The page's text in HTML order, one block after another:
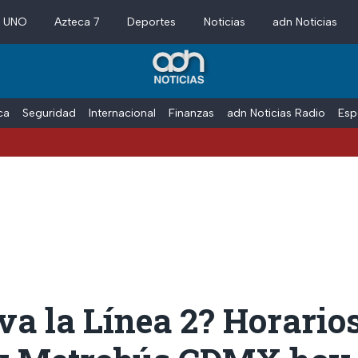
Azteca 7 Deportes Noticias adn Noticias
Seguridad Internacional Finanzas adn Noticias Radio
la Línea 2?